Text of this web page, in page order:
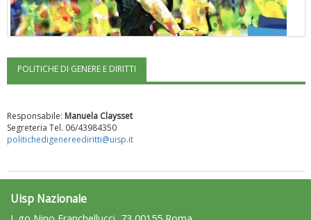
"Superare gli ostacoli": la relazione di Tiziano Pesce al CN Uisp
POLITICHE DI GENERE E DIRITTI
Responsabile: Manuela Claysset
Segreteria Tel. 06/43984350
politichedigenereediritti@uisp.it
Uisp Nazionale